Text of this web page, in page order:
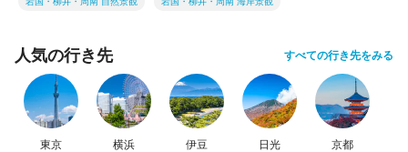
人気の行き先 すべての行き先をみる
東京 横浜 伊豆 日光 京都